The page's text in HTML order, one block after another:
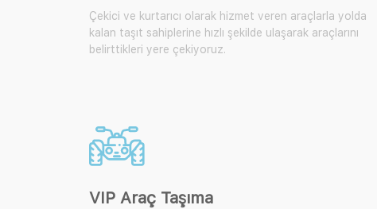
Çekici ve kurtarıcı olarak hizmet veren araçlarla yolda
kalan taşıt sahiplerine hızlı şekilde ulaşarak araçlarını
belirttikleri yere çekiyoruz.
VIP Araç Taşıma